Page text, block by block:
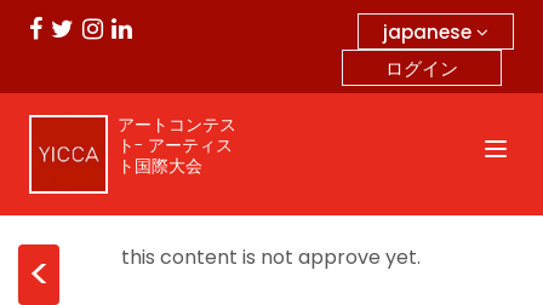
japanese
ログイン
アートコンテス
ト- アーティス
ト国際大会
< this content is not approve yet.